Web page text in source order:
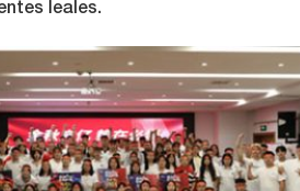
leales.